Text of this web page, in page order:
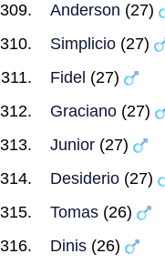
Anderson (27)
Simplicio (27)
Fidel (27)
Graciano (27)
Junior (27)
Desiderio (27)
Tomas (26)
Dinis (26)